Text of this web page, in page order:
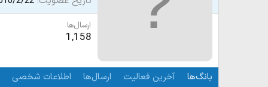
ارسال‌ها
1,158
بانگ‌ها آخرین فعالیت ارسال‌ها اطلاعات شخصی